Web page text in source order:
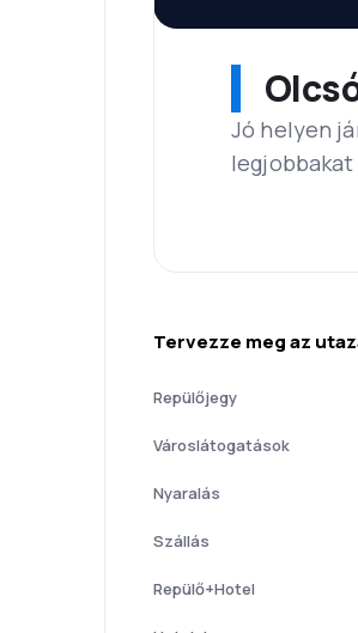
Jó helyen
legjobbakat
Tervezze meg az
Repülőjegy
Városlátogatások
Nyaralás
Szállás
Repülő+Hotel